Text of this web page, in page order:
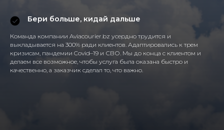
Бери больше, кидай дальше
Команда компании Aviacourier.bz усердно трудится и
выкладывается на 300% ради клиентов. Адаптировались к трем
кризисам, пандемии Covid–19 и СВО. Мы до конца с клиентом и
делаем все возможное, чтобы услуга была оказана быстро и
качественно, а заказчик сделал то, что важно.